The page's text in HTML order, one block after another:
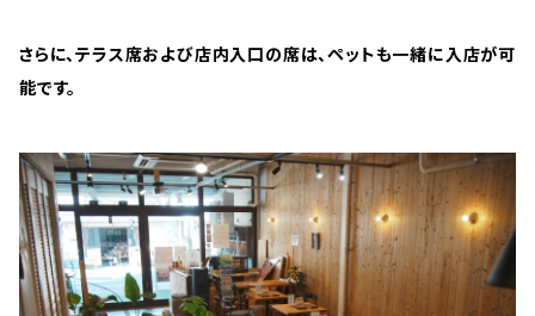
さらに、テラス席および店内入口の席は、ペットも一緒に入店が可
能です。